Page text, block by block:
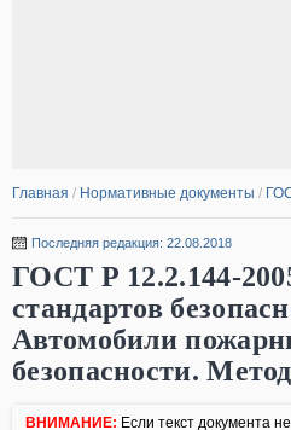
Главная / Нормативные документы /
Последняя редакция: 22.08.2018
ГОСТ Р 12.2.144-
стандартов
Автомобили
безопасности.
ВНИМАНИЕ: Если текст документа